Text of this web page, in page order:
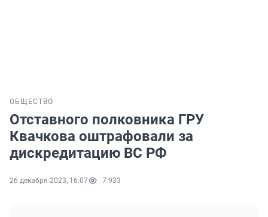
ОБЩЕСТВО
Отставного полковника ГРУ
Квачкова оштрафовали за
дискредитацию ВС РФ
26 декабря 2023, 16:07 7 933